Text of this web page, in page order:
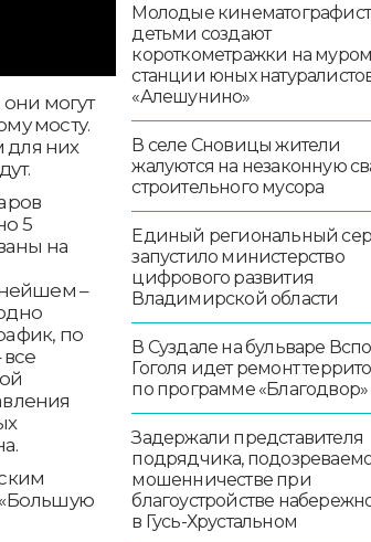
могут
мосту.
для них
5
на
–
по
все
Молодые
детьми создают
короткометражки на
станции юных
«Алешунино»
В селе Сновицы жители
жалуются на незаконную
строительного мусора
Единый региональный
запустило министерство
цифрового развития
Владимирской области
В Суздале на бульваре
Гоголя идет ремонт
по программе «Благодвор»
Задержали представителя
подрядчика,
мошенничестве при
благоустройстве
в Гусь-Хрустальном